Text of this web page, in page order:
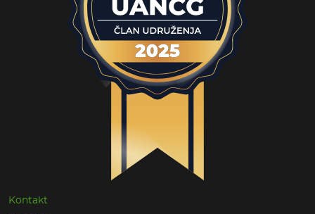
Kontakt